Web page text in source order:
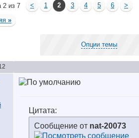
2 из 7 < 1 2 3 4 5 6
>
»
Опции темы
Цитата:
Сообщение от nat-20073